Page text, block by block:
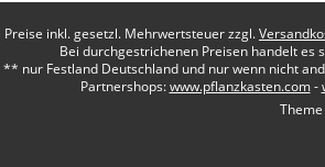
inkl. gesetzl. Mehrwertsteuer zzgl.
Bei durchgestrichenen Preisen handelt es
** nur Festland Deutschland und nur wenn nicht
Partnershops:www.pflanzkasten.com-